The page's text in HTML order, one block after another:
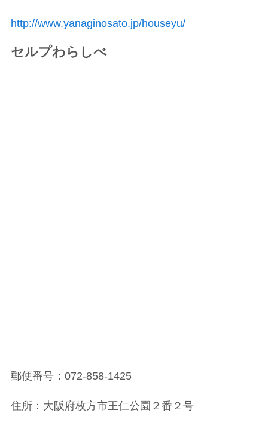
http://www.yanaginosato.jp/houseyu/
セルプわらしべ
郵便番号：072-858-1425
住所：大阪府枚方市王仁公園２番２号